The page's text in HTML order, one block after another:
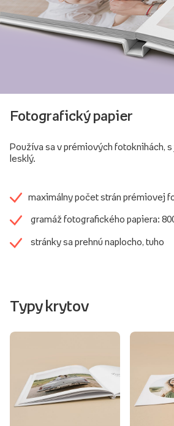
Fotografický papier
Používa sa v prémiových fotoknihách,
lesklý.
maximálny počet strán prémiovej
gramáž fotografického papiera:
stránky sa prehnú naplocho, tuho
Typy krytov